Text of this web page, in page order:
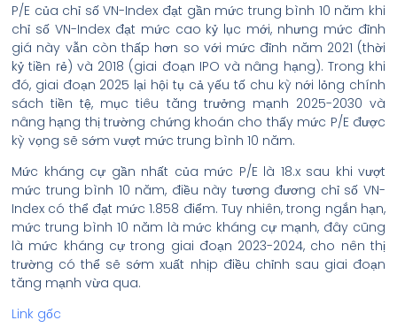
P/E của chỉ số VN-Index đạt gần mức trung bình 10 năm khi
chỉ số VN-Index đạt mức cao kỷ lục mới, nhưng mức đỉnh
giá này vẫn còn thấp hơn so với mức đỉnh năm 2021 (thời
kỷ tiền rẻ) và 2018 (giai đoạn IPO và nâng hạng). Trong khi
đó, giai đoạn 2025 lại hội tụ cả yếu tố chu kỳ nới lỏng chính
sách tiền tệ, mục tiêu tăng trưởng mạnh 2025-2030 và
nâng hạng thị trường chứng khoán cho thấy mức P/E được
kỳ vọng sẽ sớm vượt mức trung bình 10 năm.
Mức kháng cự gần nhất của mức P/E là 18.x sau khi vượt
mức trung bình 10 năm, điều này tương đương chỉ số VN-
Index có thể đạt mức 1.858 điểm. Tuy nhiên, trong ngắn hạn,
mức trung bình 10 năm là mức kháng cự mạnh, đây cũng
là mức kháng cự trong giai đoạn 2023-2024, cho nên thị
trường có thể sẽ sớm xuất nhịp điều chỉnh sau giai đoạn
tăng mạnh vừa qua.
Link gốc